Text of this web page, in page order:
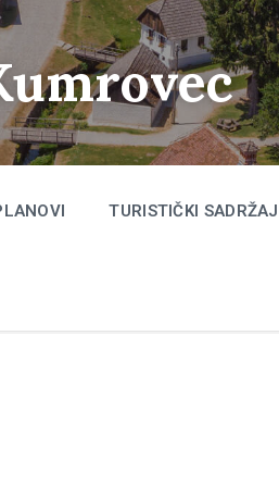
TURISTIČKI